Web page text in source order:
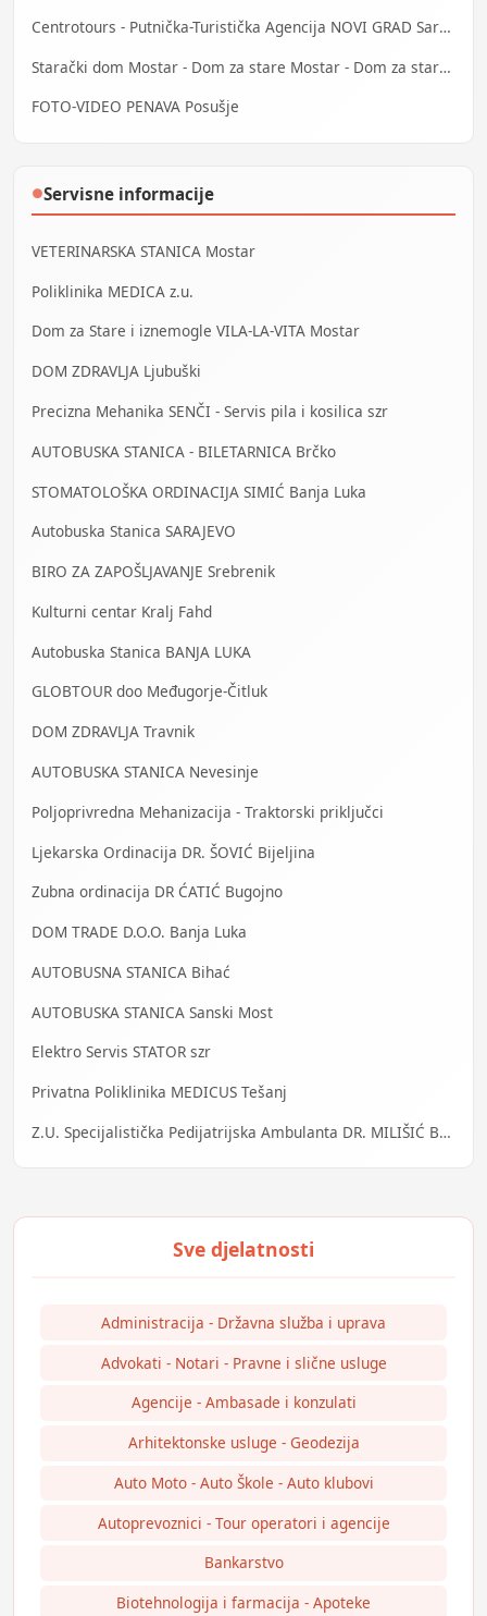
Centrotours - Putnička-Turistička Agencija NOVI GRAD Sarajevo
Starački dom Mostar - Dom za stare Mostar - Dom za stara lica Mostar
FOTO-VIDEO PENAVA Posušje
●Servisne informacije
VETERINARSKA STANICA Mostar
Poliklinika MEDICA z.u.
Dom za Stare i iznemogle VILA-LA-VITA Mostar
DOM ZDRAVLJA Ljubuški
Precizna Mehanika SENČI - Servis pila i kosilica szr
AUTOBUSKA STANICA - BILETARNICA Brčko
STOMATOLOŠKA ORDINACIJA SIMIĆ Banja Luka
Autobuska Stanica SARAJEVO
BIRO ZA ZAPOŠLJAVANJE Srebrenik
Kulturni centar Kralj Fahd
Autobuska Stanica BANJA LUKA
GLOBTOUR doo Međugorje-Čitluk
DOM ZDRAVLJA Travnik
AUTOBUSKA STANICA Nevesinje
Poljoprivredna Mehanizacija - Traktorski priključci
Ljekarska Ordinacija DR. ŠOVIĆ Bijeljina
Zubna ordinacija DR ĆATIĆ Bugojno
DOM TRADE D.O.O. Banja Luka
AUTOBUSNA STANICA Bihać
AUTOBUSKA STANICA Sanski Most
Elektro Servis STATOR szr
Privatna Poliklinika MEDICUS Tešanj
Z.U. Specijalistička Pedijatrijska Ambulanta DR. MILIŠIĆ Banja Luka
Administracija - Državna služba i uprava
Advokati - Notari - Pravne i slične usluge
Agencije - Ambasade i konzulati
Arhitektonske usluge - Geodezija
Auto Moto - Auto Škole - Auto klubovi
Autoprevoznici - Tour operatori i agencije
Bankarstvo
Biotehnologija i farmacija - Apoteke